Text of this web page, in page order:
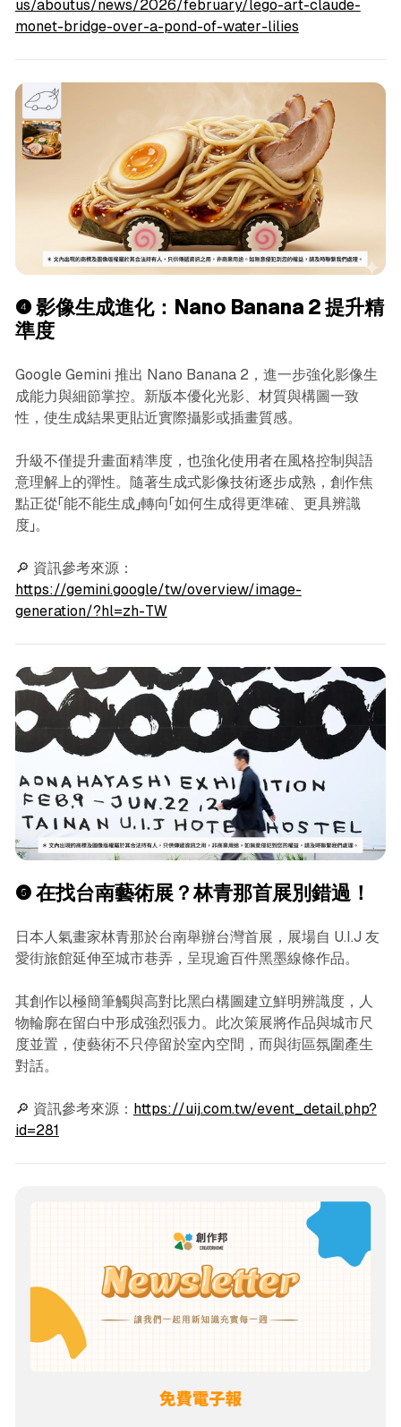
us/aboutus/news/2026/february/lego-art-claude-
monet-bridge-over-a-pond-of-water-lilies
❹ 影像生成進化：Nano Banana 2 提升精
準度
Google Gemini 推出 Nano Banana 2，進一步強化影像生
成能力與細節掌控。新版本優化光影、材質與構圖一致
性，使生成結果更貼近實際攝影或插畫質感。
升級不僅提升畫面精準度，也強化使用者在風格控制與語
意理解上的彈性。隨著生成式影像技術逐步成熟，創作焦
點正從「能不能生成」轉向「如何生成得更準確、更具辨識
度」。
🔎 資訊參考來源：
https://gemini.google/tw/overview/image-
generation/?hl=zh-TW
❺ 在找台南藝術展？林青那首展別錯過！
日本人氣畫家林青那於台南舉辦台灣首展，展場自 U.I.J 友
愛街旅館延伸至城市巷弄，呈現逾百件黑墨線條作品。
其創作以極簡筆觸與高對比黑白構圖建立鮮明辨識度，人
物輪廓在留白中形成強烈張力。此次策展將作品與城市尺
度並置，使藝術不只停留於室內空間，而與街區氛圍產生
對話。
🔎 資訊參考來源： https://uij.com.tw/event_detail.php?
id=281